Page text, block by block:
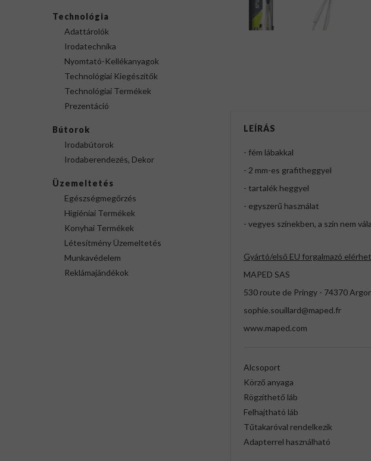
Technológia
Adattárolók
Irodatechnika
Nyomtató-Kellékanyagok
Technológiai Kiegészítők
Technológiai Termékek
Prezentáció
Bútorok
Irodabútorok
Irodaberendezés, Dekor
Üzemeltetés
Egészségmegőrzés
Higiéniai Termékek
Konyhai Termékek
Létesítmény Üzemeltetés
Munkavédelem
Reklámajándékok
LEÍRÁS
- fém lábakkal
- 2 mm-es grafitheggyel
- tartalék heggyel
- egyszerű használat
- vegyes színekben, a szín nem
Gyártó/első EU forgalmazó
MAPED SAS
530 route de Pringy - 74370
sophie.souillard@maped.fr
www.maped.com
Alcsoport
Körző anyaga
Rögzíthető láb
Felhajtható láb
Tűtakaróval rendelkezik
Adapterrel használható